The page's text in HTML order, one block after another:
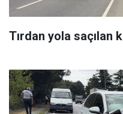
Tırdan yola saçılan